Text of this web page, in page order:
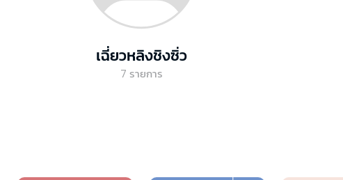
เฉี่ยวหลิงชิงซิ่ว
7 รายการ